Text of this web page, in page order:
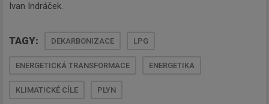
Ivan Indráček.
TAGY: DEKARBONIZACE LPG
ENERGETICKÁ TRANSFORMACE ENERGETIKA
KLIMATICKÉ CÍLE PLYN